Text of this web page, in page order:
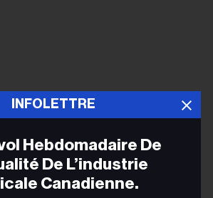
INFOLETTRE
Hebdomadaire De
De L’industrie
Canadienne.